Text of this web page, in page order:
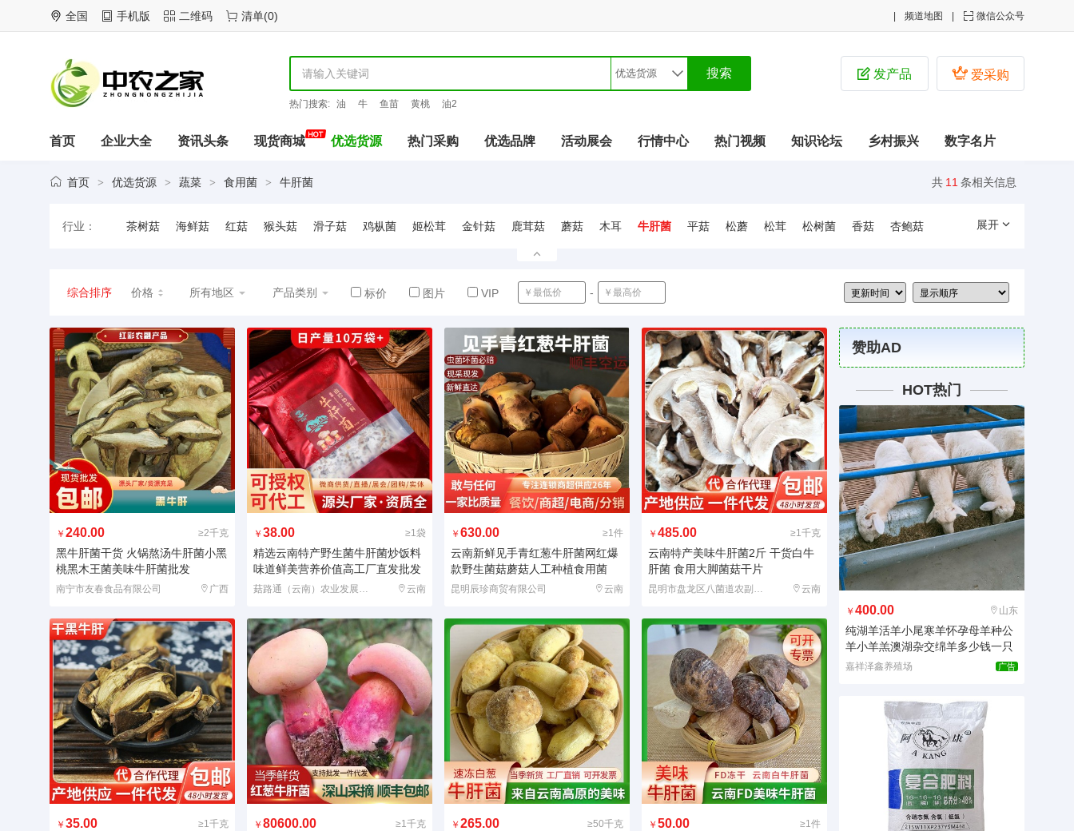
全国 手机版 二维码 清单(0)  微信公众号
频道地图
热门搜索: 油 牛 鱼苗 黄桃 油2
 爱采购
 发产品
首页 企业大全 资讯头条 现货商城 优选货源 热门采购 优选品牌 活动展会 行情中心 热门视频 知识论坛 乡村振兴 数字名片
共 11 条相关信息
首页 > 优选货源 > 蔬菜 > 食用菌 > 牛肝菌
行业： 茶树菇 海鲜菇 红菇 猴头菇 滑子菇 鸡枞菌 姬松茸 金针菇 鹿茸菇 蘑菇 木耳 牛肝菌 平菇 松蘑 松茸 松树菌 香菇
杏鲍菇
展开
综合排序 价格 所有地区 产品类别 标价 图片 VIP -
￥ 240.00 ≥2千克
黑牛肝菌干货 火锅熬汤牛肝菌小黑
桃黑木王菌美味牛肝菌批发
南宁市友春食品有限公司 广西
￥ 38.00 ≥1袋
精选云南特产野生菌牛肝菌炒饭料
味道鲜美营养价值高工厂直发批发
菇路通（云南）农业发展有限公司 云南
￥ 630.00 ≥1件
云南新鲜见手青红葱牛肝菌网红爆
款野生菌菇蘑菇人工种植食用菌
昆明辰珍商贸有限公司 云南
￥ 485.00 ≥1千克
云南特产美味牛肝菌2斤 干货白牛
肝菌 食用大脚菌菇干片
昆明市盘龙区八菌道农副产品经营部 云南
￥ 35.00 ≥1千克 ￥ 80600.00 ≥1千克 ￥ 265.00 ≥50千克 ￥ 50.00 ≥1件
赞助AD
HOT热门
￥ 400.00 山东
纯湖羊活羊小尾寒羊怀孕母羊种公
羊小羊羔澳湖杂交绵羊多少钱一只
嘉祥泽鑫养殖场 广告